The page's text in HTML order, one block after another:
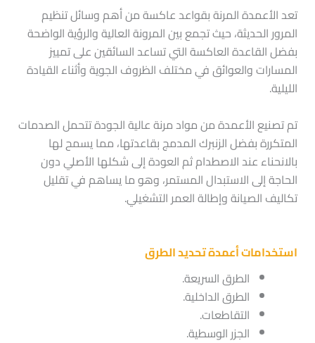
تعد الأعمدة المرنة بقواعد عاكسة من أهم وسائل تنظيم
المرور الحديثة، حيث تجمع بين المرونة العالية والرؤية الواضحة
بفضل القاعدة العاكسة التي تساعد السائقين على تمييز
المسارات والعوائق في مختلف الظروف الجوية وأثناء القيادة
الليلية.
تم تصنيع الأعمدة من مواد مرنة عالية الجودة تتحمل الصدمات
المتكررة بفضل الزنبرك المدمج بقاعدتها، مما يسمح لها
بالانحناء عند الاصطدام ثم العودة إلى شكلها الأصلي دون
الحاجة إلى الاستبدال المستمر، وهو ما يساهم في تقليل
تكاليف الصيانة وإطالة العمر التشغيلي.
استخدامات أعمدة تحديد الطرق
الطرق السريعة.
الطرق الداخلية.
التقاطعات.
الجزر الوسطية.